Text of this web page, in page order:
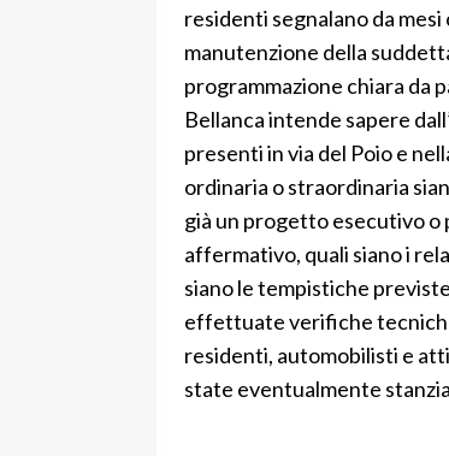
residenti segnalano da
manutenzione della
programmazione chiara da
Bellanca intende sapere
presenti in via del Poio e
ordinaria o straordinaria
già un progetto esecutivo o
affermativo, quali siano i
siano le tempistiche
effettuate verifiche
residenti, automobilisti e
state eventualmente